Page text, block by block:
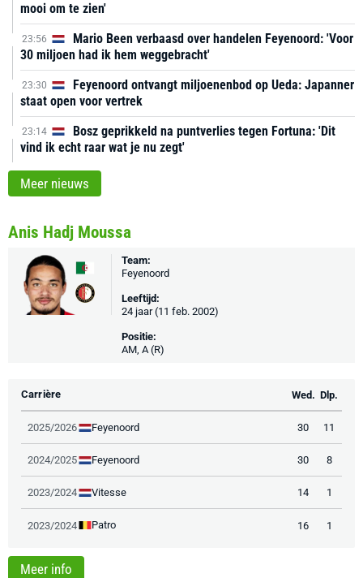
mooi om te zien'
23:56
Mario Been verbaasd over handelen Feyenoord: 'Voor
30 miljoen had ik hem weggebracht'
23:30
Feyenoord ontvangt miljoenenbod op Ueda: Japanner
staat open voor vertrek
23:14
Bosz geprikkeld na puntverlies tegen Fortuna: 'Dit
vind ik echt raar wat je nu zegt'
Meer nieuws
Anis Hadj Moussa
Team:
Feyenoord
Leeftijd:
24 jaar (11 feb. 2002)
Positie:
AM, A (R)
Carrière Wed. Dlp.
2025/2026 Feyenoord 30 11
2024/2025 Feyenoord 30 8
2023/2024 Vitesse 14 1
2023/2024 Patro 16 1
Meer info